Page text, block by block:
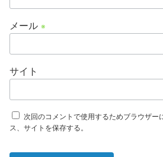
メール ※
サイト
次回のコメントで使用するためブラウザー
ス、サイトを保存する。